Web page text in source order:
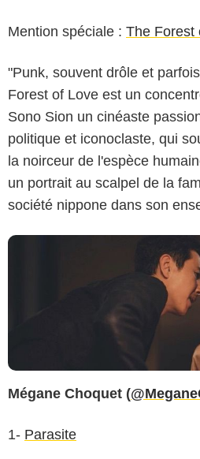
Mention spéciale : The Forest
"Punk, souvent drôle et
Forest of Love est un
Sono Sion un cinéaste
politique et iconoclaste, qui
la noirceur de l'espèce
un portrait au scalpel de la
société nippone dans son
Mégane Choquet (
1- Parasite